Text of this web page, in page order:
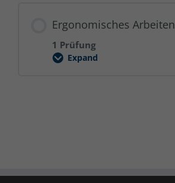
Ergonomisches Arbeiten
1 Prüfung
Expand
Ergonomisches